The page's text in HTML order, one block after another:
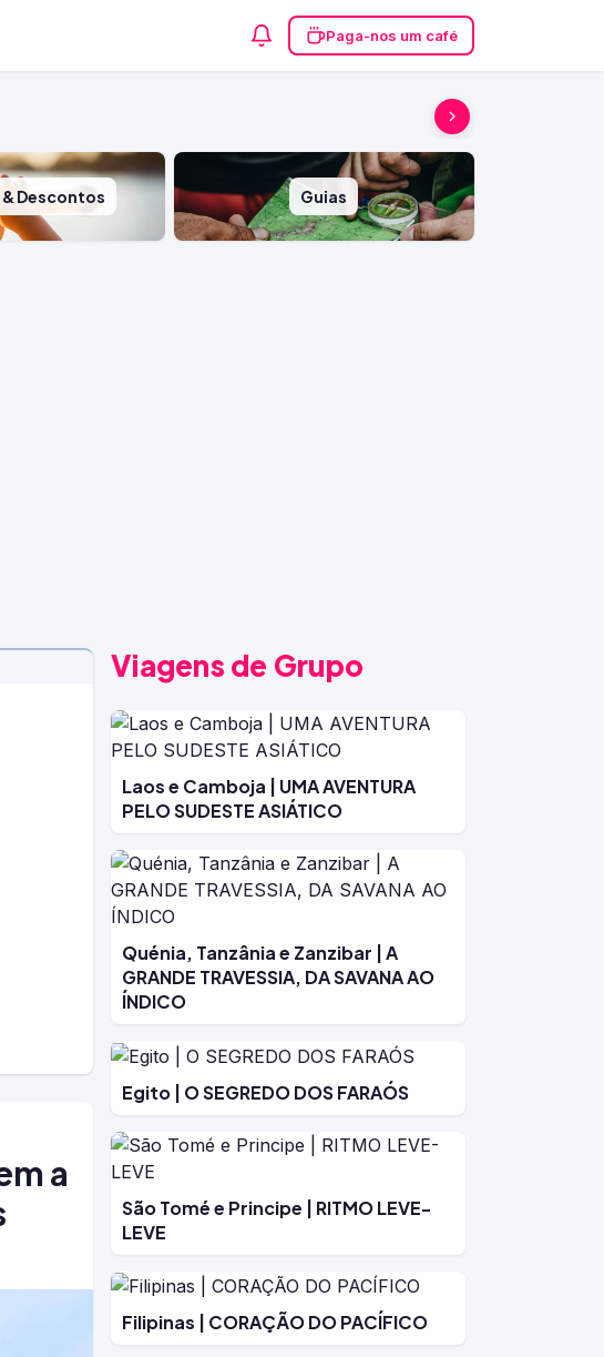
Paga-nos um café
Descontos Guias
a
Viagens de Grupo
Laos e Camboja | UMA AVENTURA
PELO SUDESTE ASIÁTICO
Quénia, Tanzânia e Zanzibar | A
GRANDE TRAVESSIA, DA SAVANA AO
ÍNDICO
Egito | O SEGREDO DOS FARAÓS
São Tomé e Principe | RITMO LEVE-
LEVE
Filipinas | CORAÇÃO DO PACÍFICO